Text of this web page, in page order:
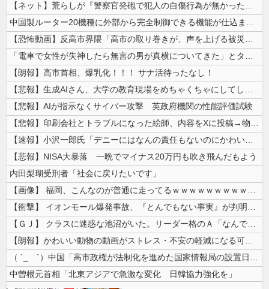
【ネット】荒らしが『警察官発砲で犯人の自傷行為が無かったことにされた』...
中国製ルーター20機種に外部から完全制御できる機能が仕込まれていたこと...
【恐怖動画】反高市界隈「高市の取り巻きが、声を上げる被災地のおばちゃん...
「電車で女性が失神したら無言の男が真横についてきた」とタレントが主張、...
【朗報】高市首相、爆乳化！！！ サナ活待ったなし！
【悲報】生成AIさん、大学の教育現場をめちゃくちゃにしてしまう
【悲報】AIが指示なくサイバー攻撃 英政府機関の性能評価試験
【悲報】印刷会社とトラブルになった絵師、内容をXに投稿→物議を醸すｗｗ...
【速報】小沢一郎氏「デニーにはなんの責任もないのにかわいそう、不幸なこ...
【悲報】NISA大暴落 一晩でマイナス20万円も吹き飛んだもよう
内田梨瑚受刑者「社会に戻りたいです」
【画像】 福岡、こんなのが普通に走ってるｗｗｗｗｗｗｗｗｗｗｗｗｗｗｗ...
【衝撃】 イオンモール爆発事故、『とんでもない事実』が判明してしまう・...
【ＧＪ】 クラスに迷惑な池沼がいた。リーダー格のＡ「なんで支援学級に入...
【朗報】かわいい動物の動画がストレス・不安の軽減になる可能性。英大学の...
（ ´_ゝ`）中国「高市政権が法制化を進めた国家情報局の設置日が7月3...
中曽根元首相「北東アジアで急激な変化 日韓協力強化を」